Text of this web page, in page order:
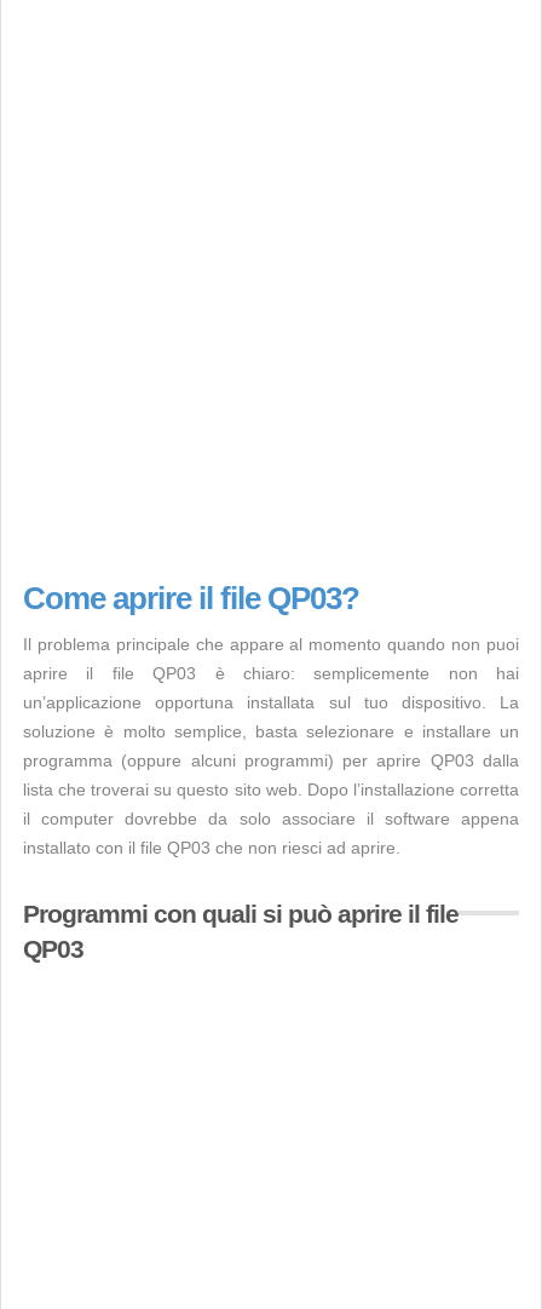
Come aprire il file QP03?
Il problema principale che appare al momento quando non puoi
aprire il file QP03 è chiaro: semplicemente non hai
un’applicazione opportuna installata sul tuo dispositivo. La
soluzione è molto semplice, basta selezionare e installare un
programma (oppure alcuni programmi) per aprire QP03 dalla
lista che troverai su questo sito web. Dopo l’installazione corretta
il computer dovrebbe da solo associare il software appena
installato con il file QP03 che non riesci ad aprire.
Programmi con quali si può aprire il file
QP03